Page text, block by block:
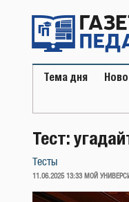
содержимому
Тема дня
Тест:
Тесты
ОПУБЛИКОВАНО
11.06.2025 13:33 МОЙ